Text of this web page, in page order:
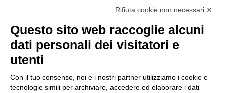
Politica per la parità di genere
Politica antibullismo
Rifiuta cookie non necessari ✕
Questo sito web raccoglie alcuni
dati personali dei visitatori e
utenti
Con il tuo consenso, noi e i nostri partner utilizziamo i cookie e
tecnologie simili per archiviare, accedere ed elaborare i dati